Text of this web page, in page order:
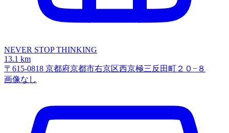
NEVER STOP THINKING
13.1 km
〒615-0818 京都府京都市右京区西京極三反田町２０−８
画像なし